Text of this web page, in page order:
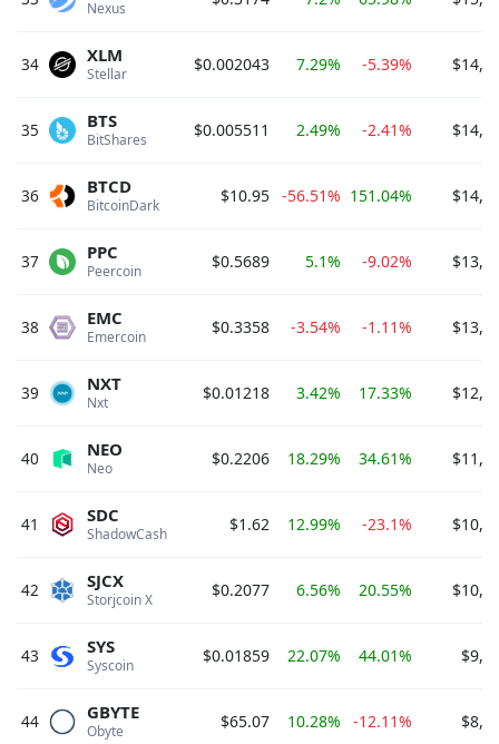
Nexus
34 Stellar
XLM $0.002043 7.29% -5.39%
35 BitShares
BTS $0.005511 2.49% -2.41%
36 BitcoinDark
BTCD $10.95 -56.51% 151.04%
37 Peercoin
PPC $0.5689 5.1% -9.02%
38 Emercoin
EMC $0.3358 -3.54% -1.11%
39 Nxt
NXT $0.01218 3.42% 17.33%
40 Neo
NEO $0.2206 18.29% 34.61%
41 ShadowCash
SDC $1.62 12.99% -23.1%
42 Storjcoin X
SJCX $0.2077 6.56% 20.55%
43 Syscoin
SYS $0.01859 22.07% 44.01%
44 Obyte
GBYTE $65.07 10.28% -12.11%